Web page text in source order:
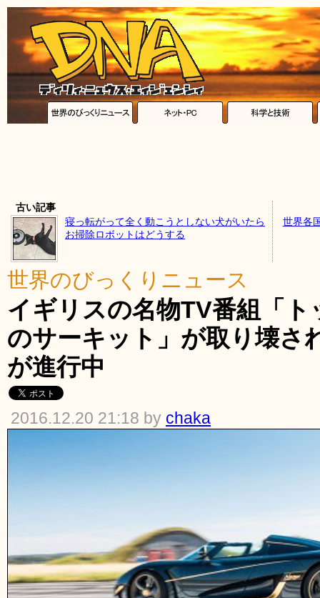
古い記事
寝っ転がって全く動こうとしない犬がいたら
お掃除ロボットはどうする
世界各
世界のびっくりニュース
イギリスの名物TV番組「
のサーキット」が取り壊さ
が進行中
2016.12.20 21:18 by chaka